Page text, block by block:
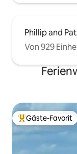
Phillip and
Von 929
Beliebter Gäste-
Gäste-Favorit